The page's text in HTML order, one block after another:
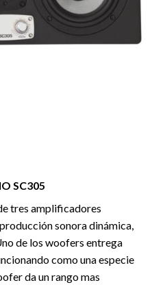
SC305
tres amplificadores
sonora dinámica,
de los woofers entrega
como una especie
da un rango mas